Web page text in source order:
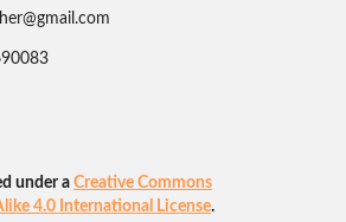
under a Creative Commons
4.0 International License.